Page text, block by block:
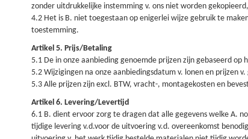
zonder uitdrukkelijke instemming v. ons niet worden
4.2 Het is B. niet toegestaan op enigerlei wijze gebruik te
toestemming.
Artikel 5. Prijs/Betaling
5.1 De in onze aanbieding genoemde prijzen zijn gebaseerd
5.2 Wijzigingen na onze aanbiedingsdatum v. lonen en prijzen
5.3 Alle prijzen zijn excl. BTW, vracht-, montagekosten en
Artikel 6. Levering/Levertijd
6.1 B. dient ervoor zorg te dragen dat alle gegevens welke A.
tijdige levering v.d.voor de uitvoering v.d. overeenkomst